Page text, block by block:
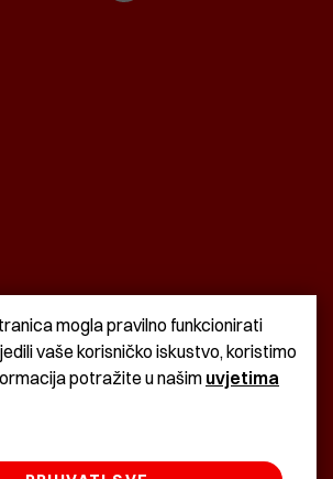
mogla pravilno funkcionirati
vaše korisničko iskustvo, koristimo
potražite u našim uvjetima